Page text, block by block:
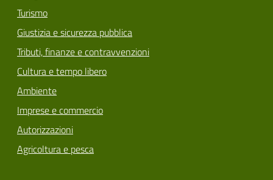
Turismo
Giustizia e sicurezza pubblica
Tributi, finanze e contravvenzioni
Cultura e tempo libero
Ambiente
Imprese e commercio
Autorizzazioni
Agricoltura e pesca